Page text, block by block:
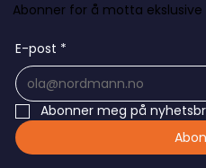
Abonner for å motta
E-post *
Abonner meg på